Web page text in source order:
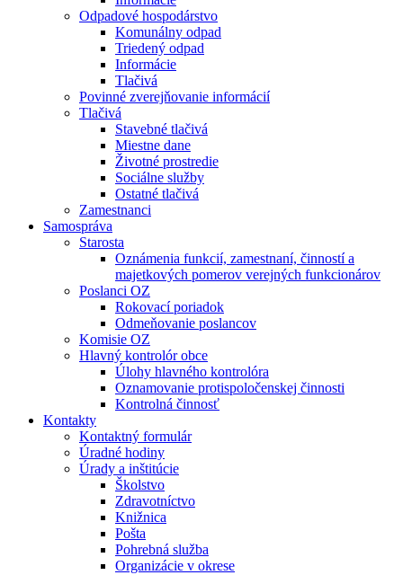
Odpadové hospodárstvo
Komunálny odpad
Triedený odpad
Informácie
Tlačivá
Povinné zverejňovanie informácií
Tlačivá
Stavebné tlačivá
Miestne dane
Životné prostredie
Sociálne služby
Ostatné tlačivá
Zamestnanci
Samospráva
Starosta
Oznámenia funkcií, zamestnaní, činností a
majetkových pomerov verejných funkcionárov
Poslanci OZ
Rokovací poriadok
Odmeňovanie poslancov
Komisie OZ
Hlavný kontrolór obce
Úlohy hlavného kontrolóra
Oznamovanie protispoločenskej činnosti
Kontrolná činnosť
Kontakty
Kontaktný formulár
Úradné hodiny
Úrady a inštitúcie
Školstvo
Zdravotníctvo
Knižnica
Pošta
Pohrebná služba
Organizácie v okrese